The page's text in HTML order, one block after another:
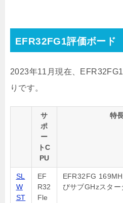
EFR32FG1評価ボード
2023年11月現在、
りです。
サ
ポ
ー
トC
PU
特
SL
W
ST
EF
R32
Fle
EFR32FG
びサブGHzスター